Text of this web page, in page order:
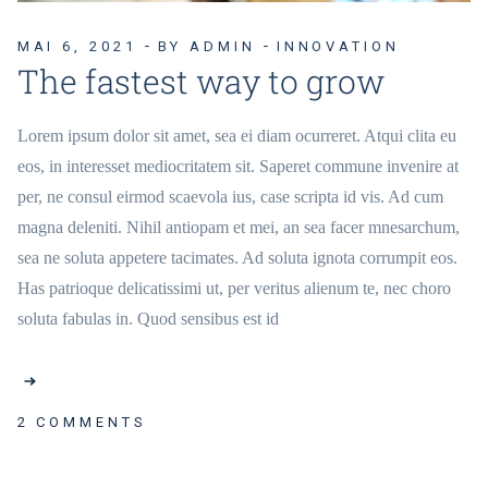
MAI 6, 2021 BY ADMIN INNOVATION
The fastest way to grow
Lorem ipsum dolor sit amet, sea ei diam ocurreret. Atqui clita eu
eos, in interesset mediocritatem sit. Saperet commune invenire at
per, ne consul eirmod scaevola ius, case scripta id vis. Ad cum
magna deleniti. Nihil antiopam et mei, an sea facer mnesarchum,
sea ne soluta appetere tacimates. Ad soluta ignota corrumpit eos.
Has patrioque delicatissimi ut, per veritus alienum te, nec choro
soluta fabulas in. Quod sensibus est id
2 COMMENTS